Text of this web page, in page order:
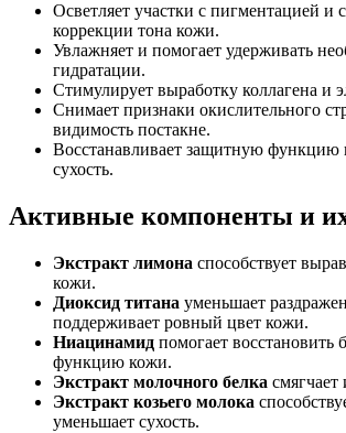
Осветляет участки с пигментацией и
коррекции тона кожи.
Увлажняет и помогает удерживать
гидратации.
Стимулирует выработку коллагена и
Снимает признаки окислительного
видимость постакне.
Восстанавливает защитную функцию
сухость.
Активные компоненты и
Экстракт лимона способствует
кожи.
Диоксид титана уменьшает
поддерживает ровный цвет кожи.
Ниацинамид помогает восстановить
функцию кожи.
Экстракт молочного белка смягчает
Экстракт козьего молока
уменьшает сухость.